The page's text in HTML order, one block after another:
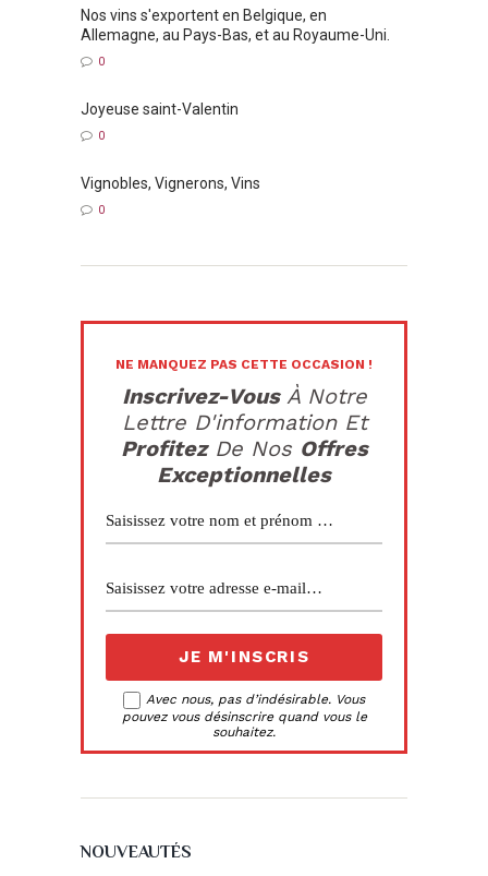
Nos vins s'exportent en Belgique, en
Allemagne, au Pays-Bas, et au Royaume-Uni.
0
Joyeuse saint-Valentin
0
Vignobles, Vignerons, Vins
0
NE MANQUEZ PAS CETTE OCCASION !
Inscrivez-VousÀ Notre
Lettre D'information Et
ProfitezDe Nos Offres
Exceptionnelles
Avec nous, pas d’indésirable. Vous
pouvez vous désinscrire quand vous le
souhaitez.
NOUVEAUTÉS